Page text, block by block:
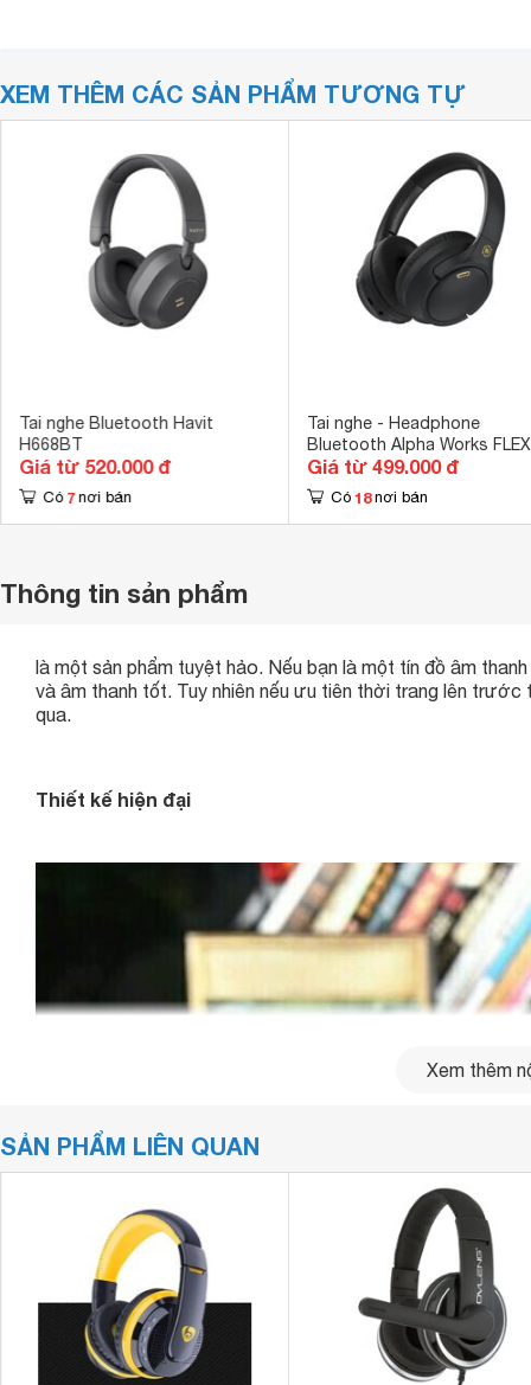
XEM THÊM CÁC SẢN PHẨM TƯƠNG TỰ
Tai nghe Bluetooth Havit
H668BT
Giá từ 520.000 đ
Có 7 nơi bán
Tai nghe - Headphone
Bluetooth Alpha Works FLEX
680
Giá từ 499.000 đ
Có 18 nơi bán
Thông tin sản phẩm
là một sản phẩm tuyệt hảo. Nếu bạn là một tín đồ âm
và âm thanh tốt. Tuy nhiên nếu ưu tiên thời trang lên
qua.
Thiết kế hiện đại
Xem thêm
SẢN PHẨM LIÊN QUAN